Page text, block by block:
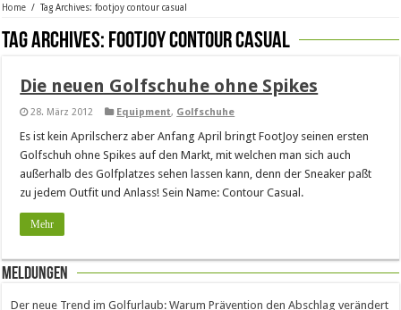
Home / Tag Archives: footjoy contour casual
Tag Archives: footjoy contour casual
Die neuen Golfschuhe ohne Spikes
28. März 2012 Equipment, Golfschuhe
Es ist kein Aprilscherz aber Anfang April bringt FootJoy seinen ersten
Golfschuh ohne Spikes auf den Markt, mit welchen man sich auch
außerhalb des Golfplatzes sehen lassen kann, denn der Sneaker paßt
zu jedem Outfit und Anlass! Sein Name: Contour Casual.
Mehr
Meldungen
Der neue Trend im Golfurlaub: Warum Prävention den Abschlag verändert